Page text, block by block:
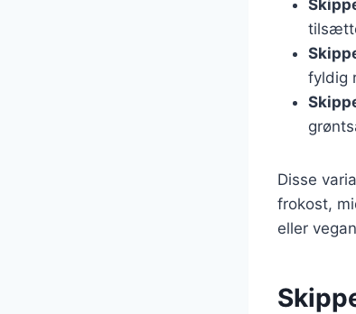
fyldig
Disse
frokost,
eller